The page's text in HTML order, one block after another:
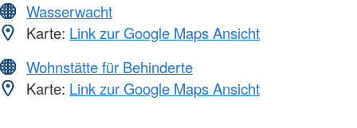
Wasserwacht
Karte: Link zur Google Maps Ansicht
Wohnstätte für Behinderte
Karte: Link zur Google Maps Ansicht